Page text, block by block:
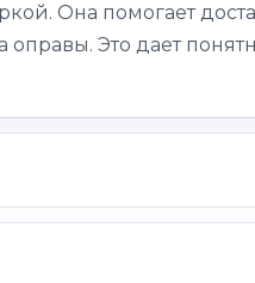
Она помогает
Это дает